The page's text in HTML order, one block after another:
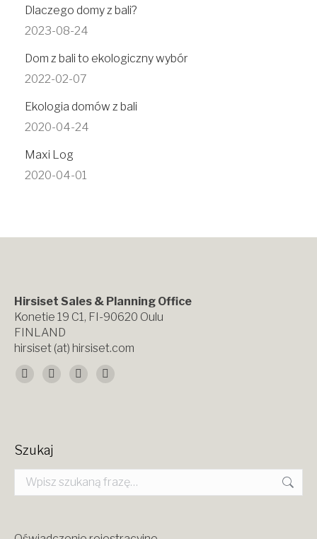
Dlaczego domy z bali?
2023-08-24
Dom z bali to ekologiczny wybór
2022-02-07
Ekologia domów z bali
2020-04-24
Maxi Log
2020-04-01
Hirsiset Sales & Planning Office
Konetie 19 C1, FI-90620 Oulu
FINLAND
hirsiset (at) hirsiset.com
Znajdź nas na:
Facebook
new
X
new
YouTube
new
Instagram
new
Szukaj
Szukaj: